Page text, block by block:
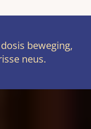
beweging,
neus.